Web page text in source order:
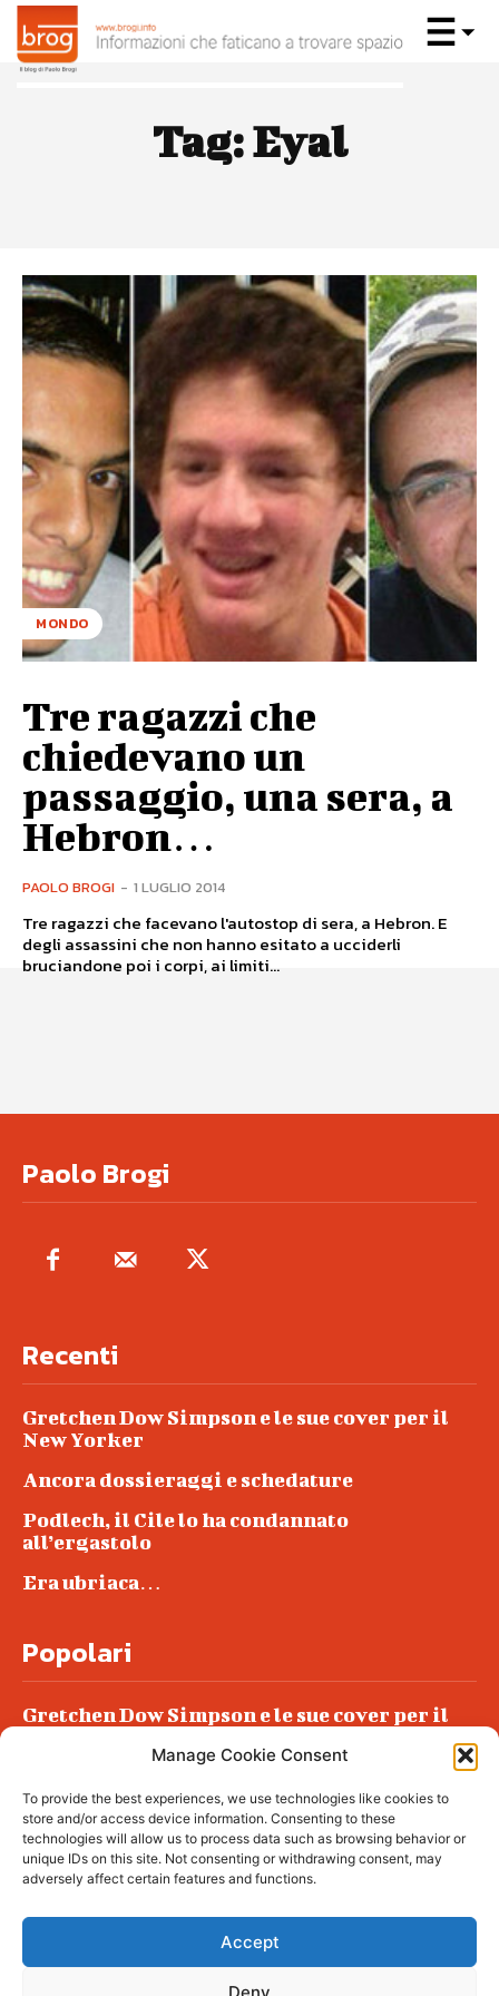
Manage Cookie Consent
To provide the best experiences, we use technologies like cookies to
store and/or access device information. Consenting to these
technologies will allow us to process data such as browsing behavior or
unique IDs on this site. Not consenting or withdrawing consent, may
adversely affect certain features and functions.
Accept
Deny
Tag:Eyal
MONDO
Tre ragazzi che
chiedevano un
passaggio, una sera, a
Hebron…
PAOLO BROGI - 1 LUGLIO 2014
Tre ragazzi che facevano l'autostop di sera, a Hebron. E
degli assassini che non hanno esitato a ucciderli
bruciandone poi i corpi, ai limiti...
Paolo Brogi
Recenti
Gretchen Dow Simpson e le sue cover per il
New Yorker
Ancora dossieraggi e schedature
Podlech, il Cile lo ha condannato
all’ergastolo
Era ubriaca…
Popolari
Gretchen Dow Simpson e le sue cover per il
Podlech, il Cile lo ha condannato
all’ergastolo
Era ubriaca…